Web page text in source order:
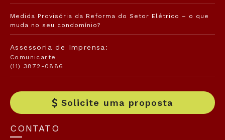
Medida Provisória da Reforma do Setor Elétrico – o que
muda no seu condomínio?
Assessoria de Imprensa:
Comunicarte
(11) 3872-0886
Solicite uma proposta
CONTATO